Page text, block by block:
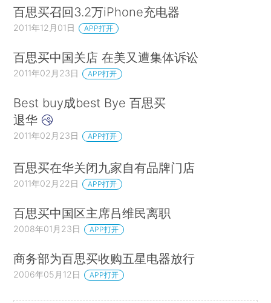
百思买召回3.2万iPhone充电器
2011年12月01日 APP打开
百思买中国关店 在美又遭集体诉讼
2011年02月23日 APP打开
Best buy成best Bye 百思买
退华
2011年02月23日 APP打开
百思买在华关闭九家自有品牌门店
2011年02月22日 APP打开
百思买中国区主席吕维民离职
2008年01月23日 APP打开
商务部为百思买收购五星电器放行
2006年05月12日 APP打开